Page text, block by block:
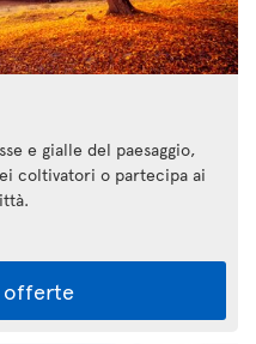
e gialle del paesaggio,
coltivatori o partecipa ai
offerte